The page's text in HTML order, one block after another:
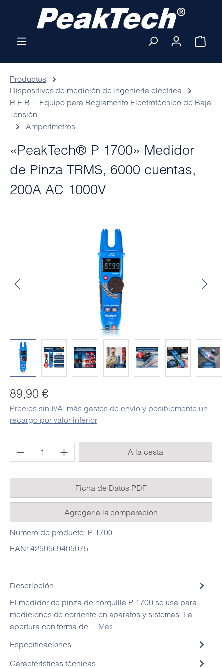
Saltar al contenido principal
El
Productos
Dispositivos de medición de ingeniería eléctrica
R.E.B.T. Equipo para Reglamento Electrotécnico de Baja
Tensión
Amperímetros
«PeakTech® P 1700» Medidor
de Pinza TRMS, 6000 cuentas,
200A AC 1000V
Omitir galería de imágenes
Precio normal:
89,90 €
Precios sin IVA, más gastos de envío y posiblemente un
recargo por valor inferior
Cantidad del producto: introduce la
A la cesta
Ficha de Datos PDF
Agregar a la comparación
Número de producto: P 1700
EAN: 4250569405075
Descripción
El medidor de pinza de horquilla P 1700 se usa para
mediciones de corriente en aparatos y sistemas. La
apertura con forma de… Más
Especificaciones
Características técnicas